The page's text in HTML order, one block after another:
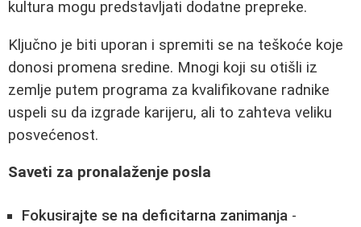
kultura mogu predstavljati dodatne prepreke.
Ključno je biti uporan i spremiti se na teškoće koje
donosi promena sredine. Mnogi koji su otišli iz
zemlje putem programa za kvalifikovane radnike
uspeli su da izgrade karijeru, ali to zahteva veliku
posvećenost.
Saveti za pronalaženje posla
Fokusirajte se na deficitarna zanimanja -